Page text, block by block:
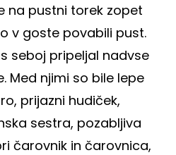
na pustni torek zopet
v goste povabili pust.
seboj pripeljal nadvse
Med njimi so bile lepe
prijazni hudiček,
sestra, pozabljiva
čarovnik in čarovnica,